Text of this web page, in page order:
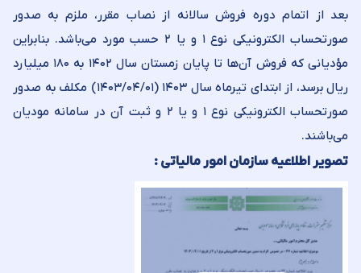
بعد از اتمام دوره فروش سالانه از نصاب مقرر، ملزم به صدور
صورتحساب الکترونیکی نوع ۱ و یا ۲ حسب مورد می‌‏باشد. بنابراین
مؤدیانی که فروش آن‌ها تا پایان زمستان سال ۱۴۰۲ به ۱۸۰ میلیارد
ریال برسد، از ابتدای تیرماه سال ۱۴۰۳ (۱۴۰۳/۰۴/۰۱) مکلف به صدور
صورتحساب الکترونیکی نوع ۱ و یا ۲ و ثبت آن در سامانه مودیان
می‌‌باشند.
تصویر اطلاعیه سازمان امور مالیاتی :